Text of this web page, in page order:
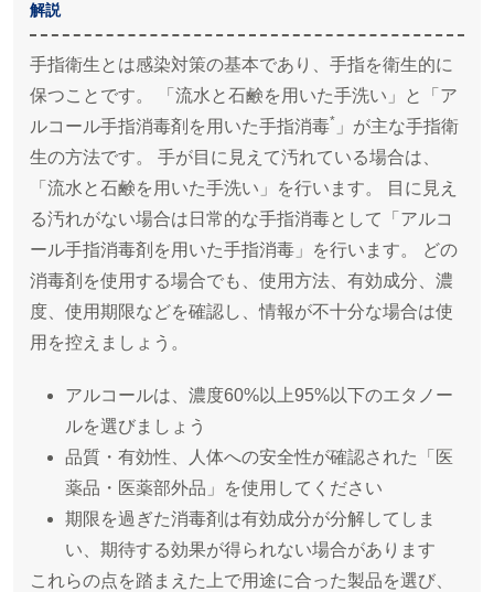
解説
手指衛生とは感染対策の基本であり、手指を衛生的に
保つことです。 「流水と石鹸を用いた手洗い」と「ア
ルコール手指消毒剤を用いた手指消毒* 」が主な手指衛
生の方法です。 手が目に見えて汚れている場合は、
「流水と石鹸を用いた手洗い」を行います。 目に見え
る汚れがない場合は日常的な手指消毒として「アルコ
ール手指消毒剤を用いた手指消毒」を行います。 どの
消毒剤を使用する場合でも、使用方法、有効成分、濃
度、使用期限などを確認し、情報が不十分な場合は使
用を控えましょう。
アルコールは、濃度60%以上95%以下のエタノー
ルを選びましょう
品質・有効性、人体への安全性が確認された「医
薬品・医薬部外品」を使用してください
期限を過ぎた消毒剤は有効成分が分解してしま
い、期待する効果が得られない場合があります
これらの点を踏まえた上で用途に合った製品を選び、